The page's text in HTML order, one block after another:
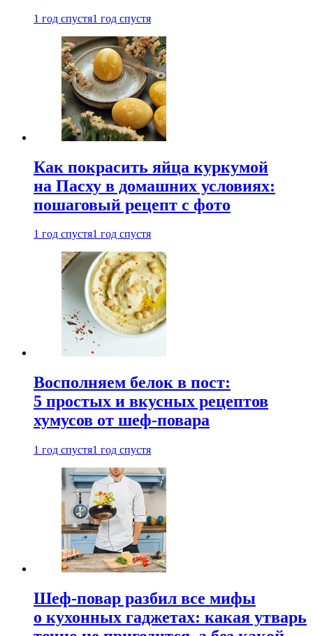
1 год спустя1 год спустя
Как покрасить яйца куркумой
на Пасху в домашних условиях:
пошаговый рецепт с фото
1 год спустя1 год спустя
Восполняем белок в пост:
5 простых и вкусных рецептов
хумусов от шеф-повара
1 год спустя1 год спустя
Шеф-повар разбил все мифы
о кухонных гаджетах: какая утварь